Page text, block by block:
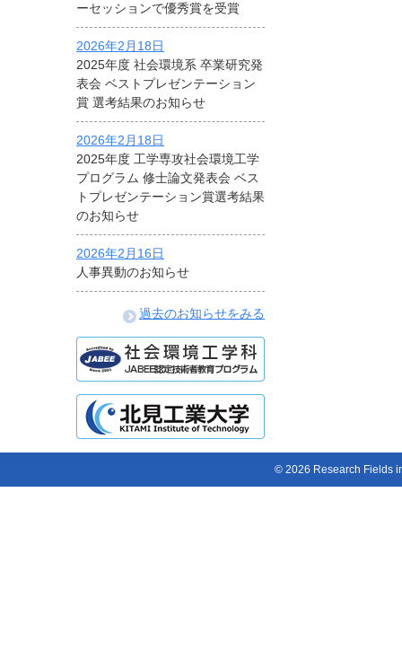
ーセッションで優秀賞を受賞
2026年2月18日
2025年度 社会環境系 卒業研究発
表会 ベストプレゼンテーション
賞 選考結果のお知らせ
2026年2月18日
2025年度 工学専攻社会環境工学
プログラム 修士論文発表会 ベス
トプレゼンテーション賞選考結果
のお知らせ
2026年2月16日
人事異動のお知らせ
過去のお知らせをみる
© 2026 Research Fields